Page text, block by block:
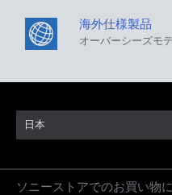
海外仕様製品
オーバーシーズモ
日本
ソニーストアでのお買い物